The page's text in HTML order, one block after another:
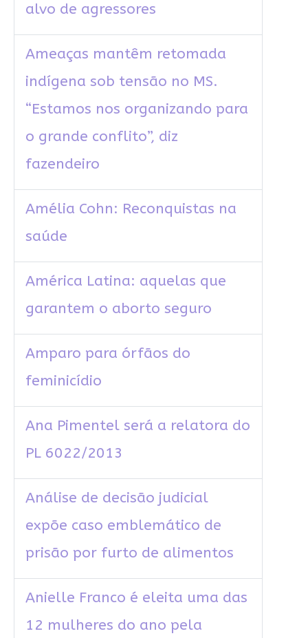
alvo de agressores
Ameaças mantêm retomada
indígena sob tensão no MS.
“Estamos nos organizando para
o grande conflito”, diz
fazendeiro
Amélia Cohn: Reconquistas na
saúde
América Latina: aquelas que
garantem o aborto seguro
Amparo para órfãos do
feminicídio
Ana Pimentel será a relatora do
PL 6022/2013
Análise de decisão judicial
expõe caso emblemático de
prisão por furto de alimentos
Anielle Franco é eleita uma das
12 mulheres do ano pela